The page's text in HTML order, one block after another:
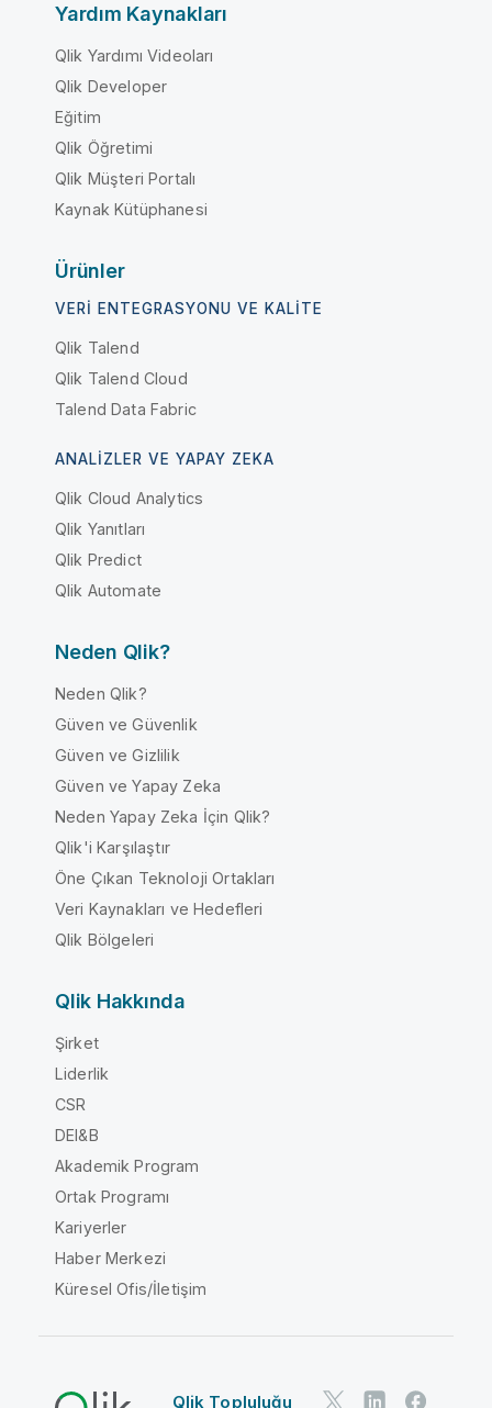
Yardım Kaynakları
Qlik Yardımı Videoları
Qlik Developer
Eğitim
Qlik Öğretimi
Qlik Müşteri Portalı
Kaynak Kütüphanesi
Ürünler
VERI ENTEGRASYONU VE KALITE
Qlik Talend
Qlik Talend Cloud
Talend Data Fabric
ANALIZLER VE YAPAY ZEKA
Qlik Cloud Analytics
Qlik Yanıtları
Qlik Predict
Qlik Automate
Neden Qlik?
Neden Qlik?
Güven ve Güvenlik
Güven ve Gizlilik
Güven ve Yapay Zeka
Neden Yapay Zeka İçin Qlik?
Qlik'i Karşılaştır
Öne Çıkan Teknoloji Ortakları
Veri Kaynakları ve Hedefleri
Qlik Bölgeleri
Qlik Hakkında
Şirket
Liderlik
CSR
DEI&B
Akademik Program
Ortak Programı
Kariyerler
Haber Merkezi
Küresel Ofis/İletişim
Qlik Topluluğu